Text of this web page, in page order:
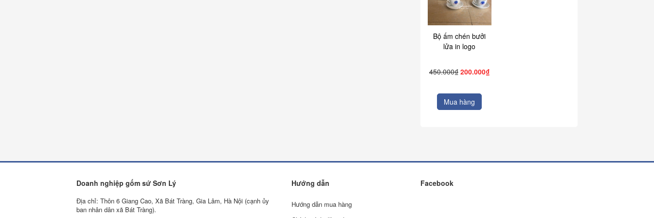
Bộ ấm chén bưởi
lửa in logo
450.000₫ 200.000₫
Mua hàng
Doanh nghiệp gốm sứ Sơn Lý
Địa chỉ: Thôn 6 Giang Cao, Xã Bát Tràng, Gia Lâm, Hà Nội (cạnh ủy
ban nhân dân xã Bát Tràng).
Hướng dẫn
Hướng dẫn mua hàng
Facebook